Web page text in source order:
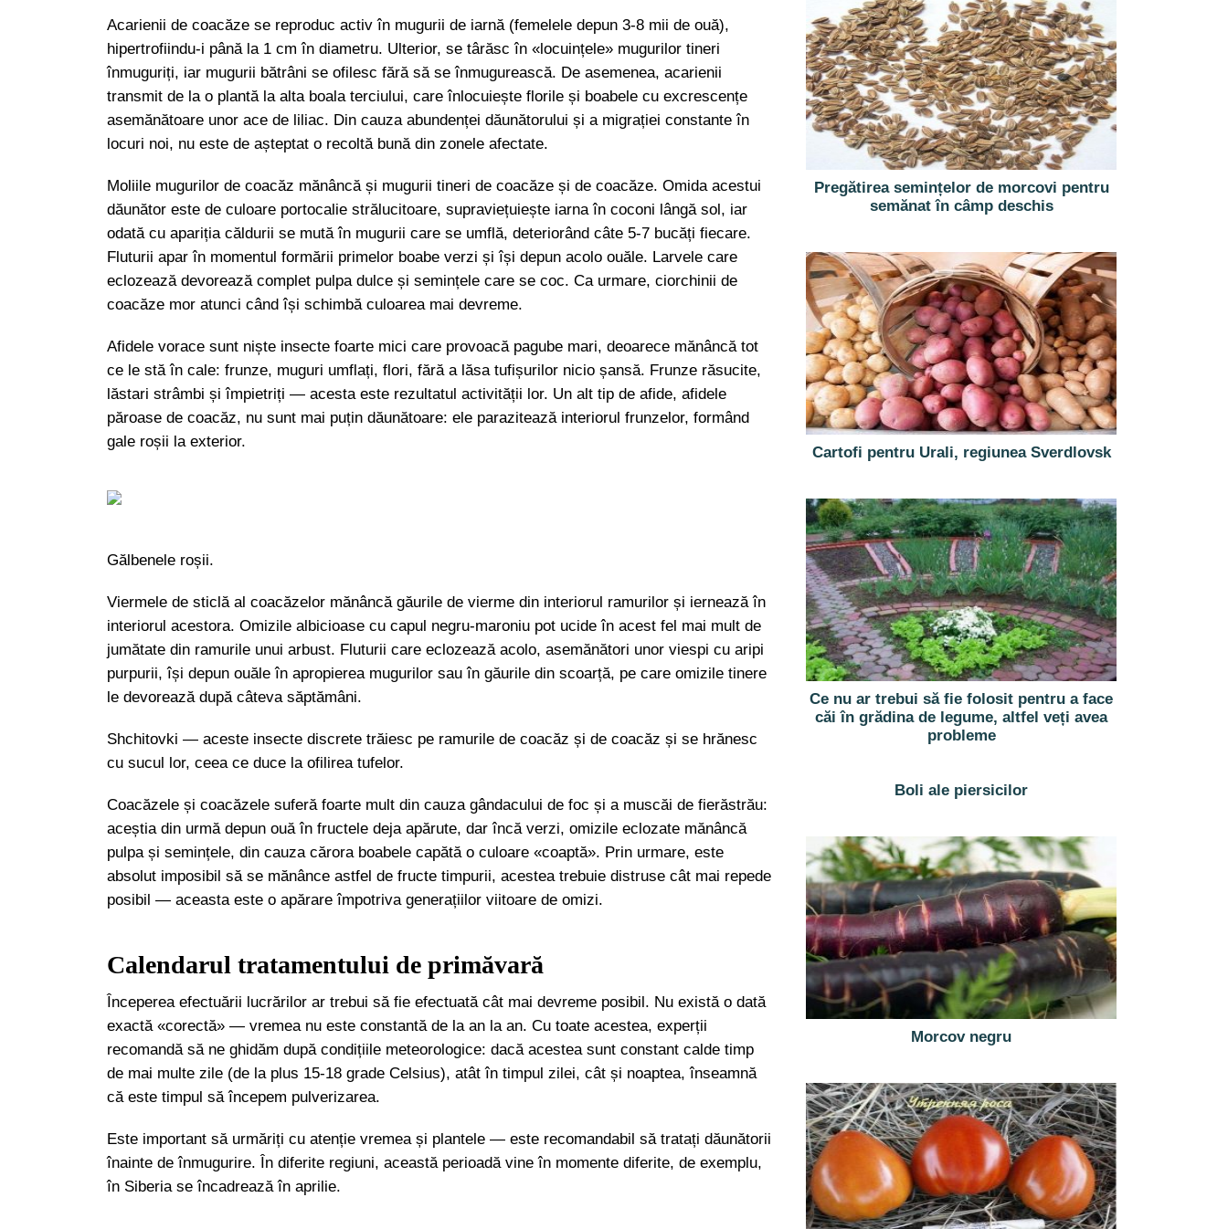
Acarienii de coacăze se reproduc activ în mugurii de iarnă (femelele depun 3-8 mii de ouă),
hipertrofiindu-i până la 1 cm în diametru. Ulterior, se târăsc în «locuințele» mugurilor tineri
înmuguriți, iar mugurii bătrâni se ofilesc fără să se înmugurească. De asemenea, acarienii
transmit de la o plantă la alta boala terciului, care înlocuiește florile și boabele cu excrescențe
asemănătoare unor ace de liliac. Din cauza abundenței dăunătorului și a migrației constante în
locuri noi, nu este de așteptat o recoltă bună din zonele afectate.
Moliile mugurilor de coacăz mănâncă și mugurii tineri de coacăze și de coacăze. Omida acestui
dăunător este de culoare portocalie strălucitoare, supraviețuiește iarna în coconi lângă sol, iar
odată cu apariția căldurii se mută în mugurii care se umflă, deteriorând câte 5-7 bucăți fiecare.
Fluturii apar în momentul formării primelor boabe verzi și își depun acolo ouăle. Larvele care
eclozează devorează complet pulpa dulce și semințele care se coc. Ca urmare, ciorchinii de
coacăze mor atunci când își schimbă culoarea mai devreme.
Afidele vorace sunt niște insecte foarte mici care provoacă pagube mari, deoarece mănâncă tot
ce le stă în cale: frunze, muguri umflați, flori, fără a lăsa tufișurilor nicio șansă. Frunze răsucite,
lăstari strâmbi și împietriți — acesta este rezultatul activității lor. Un alt tip de afide, afidele
păroase de coacăz, nu sunt mai puțin dăunătoare: ele parazitează interiorul frunzelor, formând
gale roșii la exterior.
Gălbenele roșii.
Viermele de sticlă al coacăzelor mănâncă găurile de vierme din interiorul ramurilor și iernează în
interiorul acestora. Omizile albicioase cu capul negru-maroniu pot ucide în acest fel mai mult de
jumătate din ramurile unui arbust. Fluturii care eclozează acolo, asemănători unor viespi cu aripi
purpurii, își depun ouăle în apropierea mugurilor sau în găurile din scoarță, pe care omizile tinere
le devorează după câteva săptămâni.
Shchitovki — aceste insecte discrete trăiesc pe ramurile de coacăz și de coacăz și se hrănesc
cu sucul lor, ceea ce duce la ofilirea tufelor.
Coacăzele și coacăzele suferă foarte mult din cauza gândacului de foc și a muscăi de fierăstrău:
aceștia din urmă depun ouă în fructele deja apărute, dar încă verzi, omizile eclozate mănâncă
pulpa și semințele, din cauza cărora boabele capătă o culoare «coaptă». Prin urmare, este
absolut imposibil să se mănânce astfel de fructe timpurii, acestea trebuie distruse cât mai repede
posibil — aceasta este o apărare împotriva generațiilor viitoare de omizi.
Calendarul tratamentului de primăvară
Începerea efectuării lucrărilor ar trebui să fie efectuată cât mai devreme posibil. Nu există o dată
exactă «corectă» — vremea nu este constantă de la an la an. Cu toate acestea, experții
recomandă să ne ghidăm după condițiile meteorologice: dacă acestea sunt constant calde timp
de mai multe zile (de la plus 15-18 grade Celsius), atât în timpul zilei, cât și noaptea, înseamnă
că este timpul să începem pulverizarea.
Este important să urmăriți cu atenție vremea și plantele — este recomandabil să tratați dăunătorii
înainte de înmugurire. În diferite regiuni, această perioadă vine în momente diferite, de exemplu,
în Siberia se încadrează în aprilie.
Pregătirea semințelor de morcovi pentru
semănat în câmp deschis
Cartofi pentru Urali, regiunea Sverdlovsk
Ce nu ar trebui să fie folosit pentru a face
căi în grădina de legume, altfel veți avea
probleme
Boli ale piersicilor
Morcov negru